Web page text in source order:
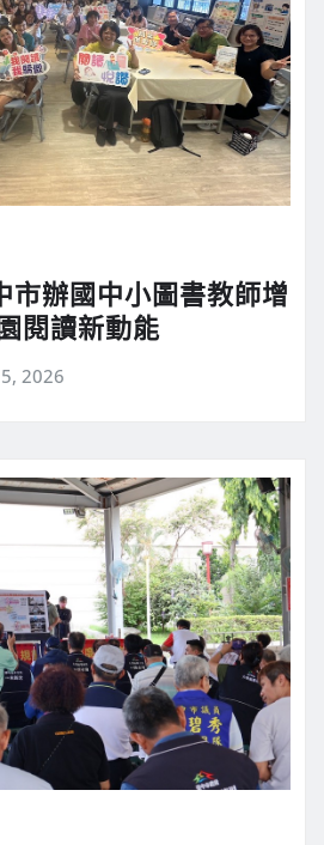
市辦國中小圖書教師增
閱讀新動能
2026